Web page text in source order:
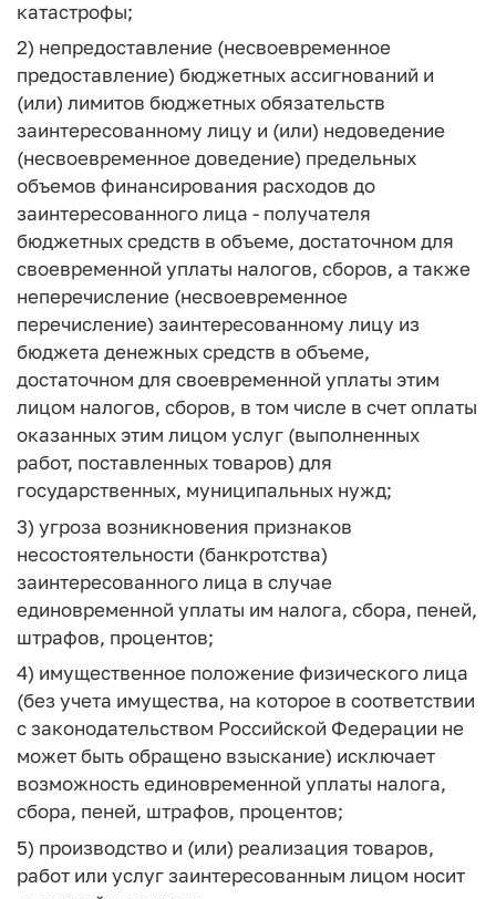
катастрофы;
2) непредоставление (несвоевременное
предоставление) бюджетных ассигнований и
(или) лимитов бюджетных обязательств
заинтересованному лицу и (или) недоведение
(несвоевременное доведение) предельных
объемов финансирования расходов до
заинтересованного лица - получателя
бюджетных средств в объеме, достаточном для
своевременной уплаты налогов, сборов, а также
неперечисление (несвоевременное
перечисление) заинтересованному лицу из
бюджета денежных средств в объеме,
достаточном для своевременной уплаты этим
лицом налогов, сборов, в том числе в счет оплаты
оказанных этим лицом услуг (выполненных
работ, поставленных товаров) для
государственных, муниципальных нужд;
3) угроза возникновения признаков
несостоятельности (банкротства)
заинтересованного лица в случае
единовременной уплаты им налога, сбора, пеней,
штрафов, процентов;
4) имущественное положение физического лица
(без учета имущества, на которое в соответствии
с законодательством Российской Федерации не
может быть обращено взыскание) исключает
возможность единовременной уплаты налога,
сбора, пеней, штрафов, процентов;
5) производство и (или) реализация товаров,
работ или услуг заинтересованным лицом носит